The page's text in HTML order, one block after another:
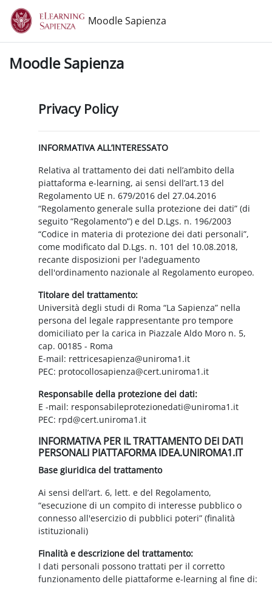
Vai al contenuto principale
Moodle Sapienza
Moodle Sapienza
Privacy Policy
INFORMATIVA ALL’INTERESSATO
Relativa al trattamento dei dati nell’ambito della
piattaforma e-learning, ai sensi dell’art.13 del
Regolamento UE n. 679/2016 del 27.04.2016
“Regolamento generale sulla protezione dei dati” (di
seguito “Regolamento”) e del D.Lgs. n. 196/2003
“Codice in materia di protezione dei dati personali”,
come modificato dal D.Lgs. n. 101 del 10.08.2018,
recante disposizioni per l'adeguamento
dell'ordinamento nazionale al Regolamento europeo.
Titolare del trattamento:
Università degli studi di Roma “La Sapienza” nella
persona del legale rappresentante pro tempore
domiciliato per la carica in Piazzale Aldo Moro n. 5,
cap. 00185 - Roma
E-mail: rettricesapienza@uniroma1.it
PEC: protocollosapienza@cert.uniroma1.it
Responsabile della protezione dei dati:
E -mail: responsabileprotezionedati@uniroma1.it
PEC: rpd@cert.uniroma1.it
INFORMATIVA PER IL TRATTAMENTO DEI DATI
PERSONALI PIATTAFORMA IDEA.UNIROMA1.IT
Base giuridica del trattamento
Ai sensi dell’art. 6, lett. e del Regolamento,
“esecuzione di un compito di interesse pubblico o
connesso all'esercizio di pubblici poteri” (finalità
istituzionali)
Finalità e descrizione del trattamento:
I dati personali possono trattati per il corretto
funzionamento delle piattaforme e-learning al fine di: